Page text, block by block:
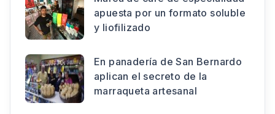
apuesta por un formato soluble
y liofilizado
En panadería de San Bernardo
aplican el secreto de la
marraqueta artesanal